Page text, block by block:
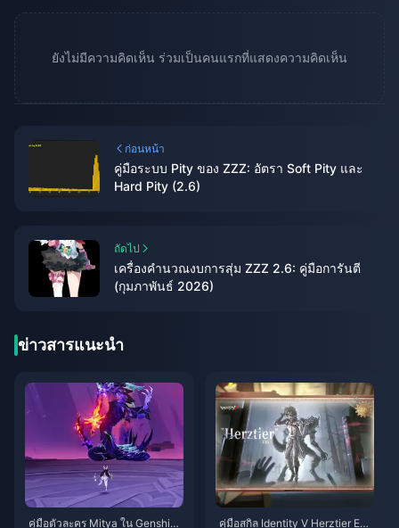
ยังไม่มีความคิดเห็น ร่วมเป็นคนแรกที่แสดงความคิดเห็น
ก่อนหน้า
คู่มือระบบ Pity ของ ZZZ: อัตรา Soft Pity และ
Hard Pity (2.6)
ถัดไป
เครื่องคำนวณงบการสุ่ม ZZZ 2.6: คู่มือการันตี
(กุมภาพันธ์ 2026)
ข่าวสารแนะนำ
คู่มือตัวละคร Mitya ใน Genshin I
คู่มือสกิล Identity V Herztier Emil